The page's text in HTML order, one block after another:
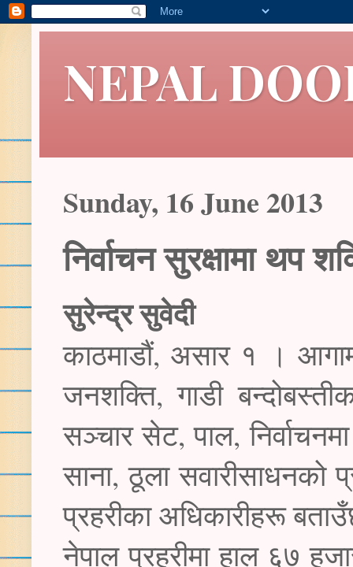
NEPAL
Sunday, 16 June 2013
निर्वाचन सुरक्षामा थप
सुरेन्द्र सुवेदी
काठमाडौं, असार १ ।
जनशक्ति, गाडी
सञ्चार सेट, पाल,
साना, ठूला
प्रहरीका अधिकारीहरू
नेपाल प्रहरीमा हाल ६७